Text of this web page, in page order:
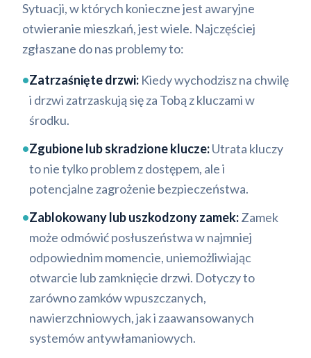
Sytuacji, w których konieczne jest awaryjne
otwieranie mieszkań, jest wiele. Najczęściej
zgłaszane do nas problemy to:
•Zatrzaśnięte drzwi: Kiedy wychodzisz na chwilę
i drzwi zatrzaskują się za Tobą z kluczami w
środku.
•Zgubione lub skradzione klucze:Utrata kluczy
to nie tylko problem z dostępem, ale i
potencjalne zagrożenie bezpieczeństwa.
•Zablokowany lub uszkodzony zamek:Zamek
może odmówić posłuszeństwa w najmniej
odpowiednim momencie, uniemożliwiając
otwarcie lub zamknięcie drzwi. Dotyczy to
zarówno zamków wpuszczanych,
nawierzchniowych, jak i zaawansowanych
systemów antywłamaniowych.